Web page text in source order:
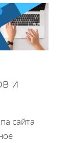
и
сайта